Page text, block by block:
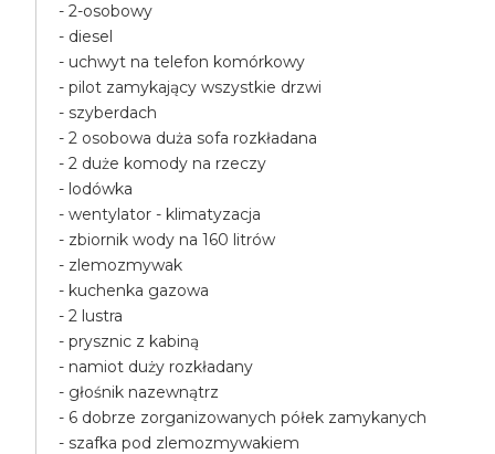
- 2-osobowy
- diesel
- uchwyt na telefon komórkowy
- pilot zamykający wszystkie drzwi
- szyberdach
- 2 osobowa duża sofa rozkładana
- 2 duże komody na rzeczy
- lodówka
- wentylator - klimatyzacja
- zbiornik wody na 160 litrów
- zlemozmywak
- kuchenka gazowa
- 2 lustra
- prysznic z kabiną
- namiot duży rozkładany
- głośnik nazewnątrz
- 6 dobrze zorganizowanych półek zamykanych
- szafka pod zlemozmywakiem